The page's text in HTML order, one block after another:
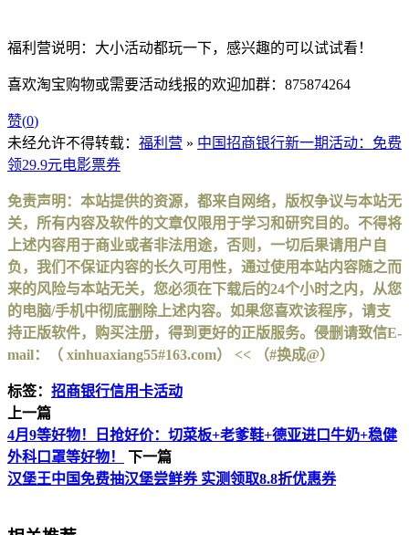
福利营说明：大小活动都玩一下，感兴趣的可以试试看！
喜欢淘宝购物或需要活动线报的欢迎加群：875874264
赞(0)
未经允许不得转载： 福利营 » 中国招商银行新一期活动：免费
领29.9元电影票券
免责声明：本站提供的资源，都来自网络，版权争议与本站无
关，所有内容及软件的文章仅限用于学习和研究目的。不得将
上述内容用于商业或者非法用途，否则，一切后果请用户自
负，我们不保证内容的长久可用性，通过使用本站内容随之而
来的风险与本站无关，您必须在下载后的24个小时之内，从您
的电脑/手机中彻底删除上述内容。如果您喜欢该程序，请支
持正版软件，购买注册，得到更好的正版服务。侵删请致信E-
mail：（ xinhuaxiang55#163.com） << （#换成@）
标签： 招商银行信用卡活动
上一篇
4月9等好物！日抢好价：切菜板+老爹鞋+德亚进口牛奶+稳健
外科口罩等好物！
下一篇
汉堡王中国免费抽汉堡尝鲜券 实测领取8.8折优惠券